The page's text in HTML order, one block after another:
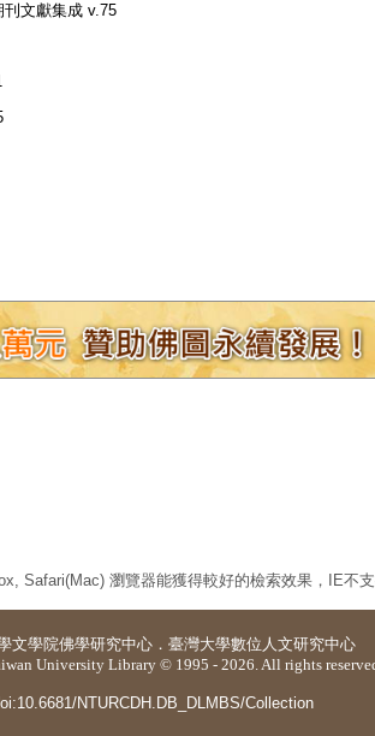
刊文獻集成 v.75
Safari(Mac) 瀏覽器能獲得較好的檢索效果，IE不支
文學院佛學研究中心 ． 臺灣大學數位人文研究中心
University Library © 1995 - 2026. All rights
NTURCDH.DB_DLMBS/Collection